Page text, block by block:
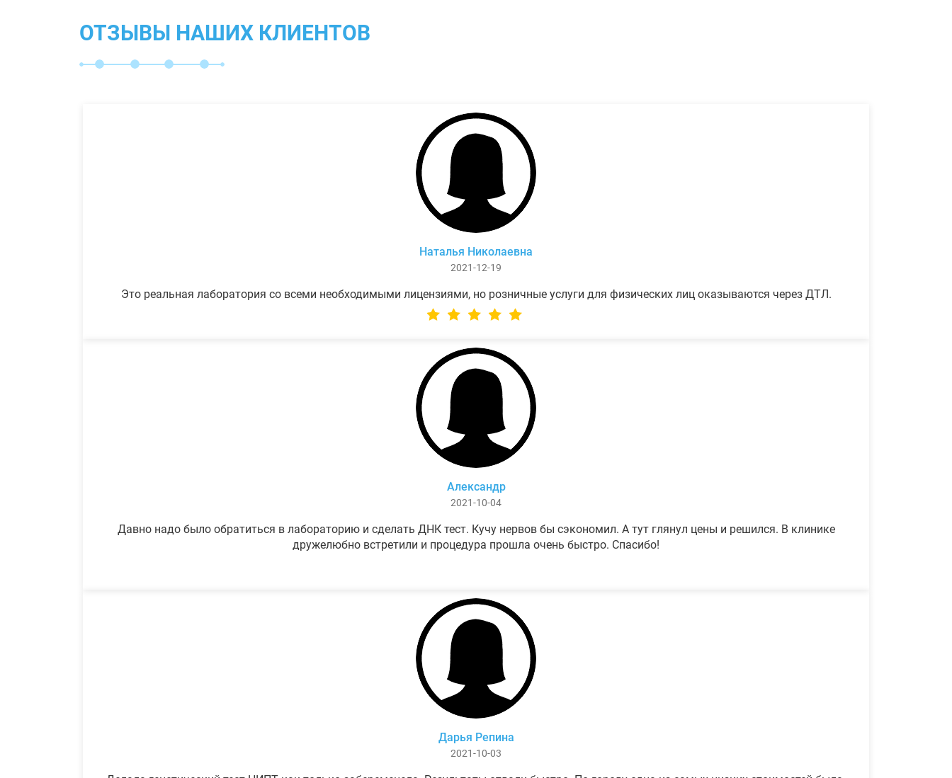
ОТЗЫВЫ НАШИХ КЛИЕНТОВ
Наталья Николаевна
2021-12-19
Это реальная лаборатория со всеми необходимыми лицензиями, но розничные услуги для физических лиц оказываются через ДТЛ.
Александр
2021-10-04
Давно надо было обратиться в лабораторию и сделать ДНК тест. Кучу нервов бы сэкономил. А тут глянул цены и решился. В клинике
дружелюбно встретили и процедура прошла очень быстро. Спасибо!
Дарья Репина
2021-10-03